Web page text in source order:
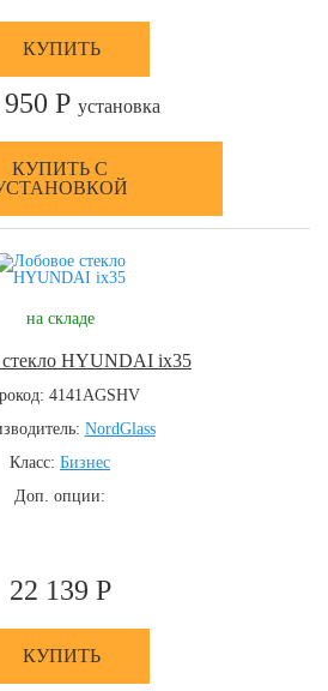
КУПИТЬ
Р установка
КУПИТЬ С
на складе
HYUNDAI ix35
4141AGSHV
NordGlass
Класс: Бизнес
Доп. опции:
22 139 Р
КУПИТЬ